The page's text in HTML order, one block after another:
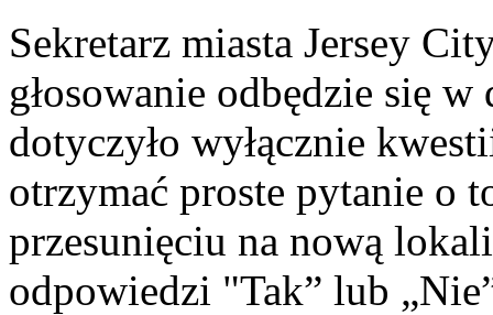
Sekretarz miasta Jersey
głosowanie odbędzie się
dotyczyło wyłącznie
otrzymać proste pytanie o
przesunięciu na nową
odpowiedzi "Tak” lub